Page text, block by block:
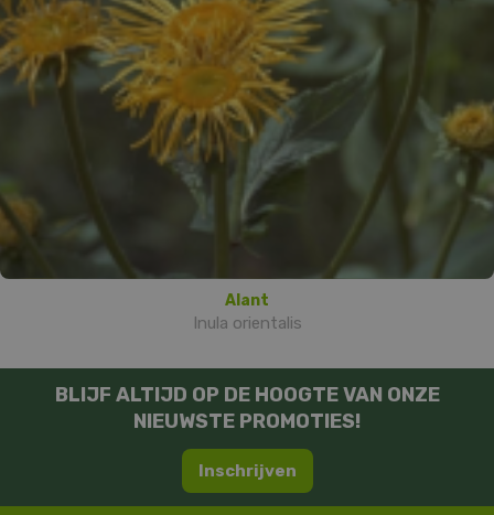
Alant
Inula orientalis
BLIJF ALTIJD OP DE HOOGTE VAN ONZE
NIEUWSTE PROMOTIES!
Inschrijven